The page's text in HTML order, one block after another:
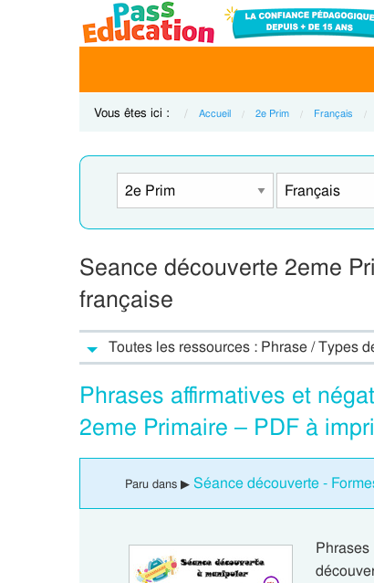
Vous êtes ici : Accueil 2e Prim Français
Seance découverte 2eme
française
Toutes les ressources : Phrase / Types
Phrases affirmatives et
2eme Primaire – PDF à
Paru dans ▶ Séance découverte -